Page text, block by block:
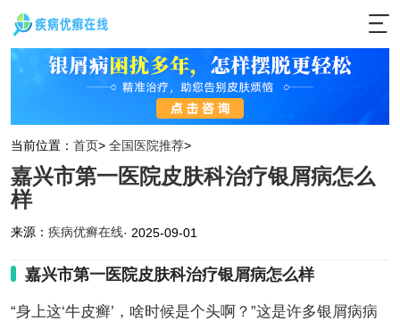
当前位置： 首页> 全国医院推荐>
嘉兴市第一医院皮肤科治疗银屑病怎么
样
来源： 疾病优癣在线· 2025-09-01
嘉兴市第一医院皮肤科治疗银屑病怎么样
“身上这‘牛皮癣’，啥时候是个头啊？”这是许多银屑病病